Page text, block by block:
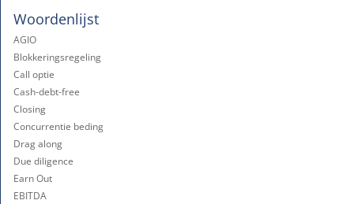
Woordenlijst
AGIO
Blokkeringsregeling
Call optie
Cash-debt-free
Closing
Concurrentie beding
Drag along
Due diligence
Earn Out
EBITDA